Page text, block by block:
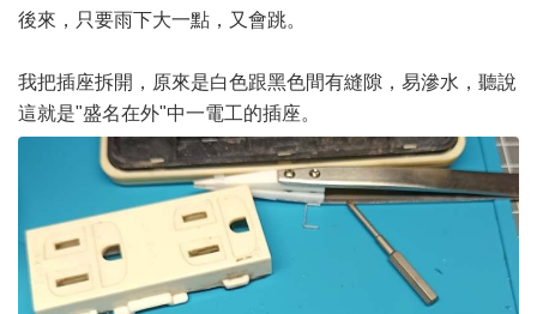
後來，只要雨下大一點，又會跳。
我把插座拆開，原來是白色跟黑色間有縫隙，易滲水，聽說
這就是"盛名在外"中一電工的插座。